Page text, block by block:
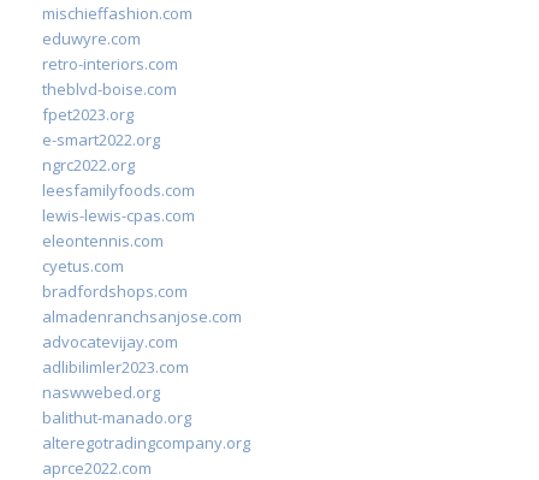
mischieffashion.com
eduwyre.com
retro-interiors.com
theblvd-boise.com
fpet2023.org
e-smart2022.org
ngrc2022.org
leesfamilyfoods.com
lewis-lewis-cpas.com
eleontennis.com
cyetus.com
bradfordshops.com
almadenranchsanjose.com
advocatevijay.com
adlibilimler2023.com
naswwebed.org
balithut-manado.org
alteregotradingcompany.org
aprce2022.com